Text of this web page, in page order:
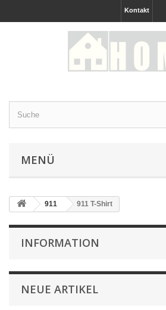
Kontakt
MENÜ
911 911 T-Shirt
INFORMATION
NEUE ARTIKEL